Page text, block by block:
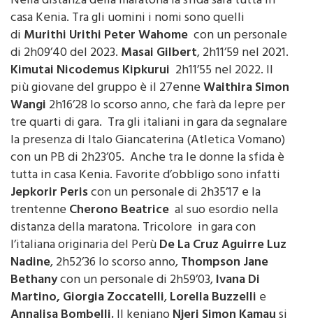
casa Kenia. Tra gli uomini i nomi sono quelli
diMurithi Urithi Peter Wahome con un personale
di 2h09’40 del 2023.Masai Gilbert, 2h11’59 nel 2021.
Kimutai Nicodemus Kipkurui 2h11’55 nel 2022. Il
più giovane del gruppo è il 27enneWaithira Simon
Wangi2h16’28 lo scorso anno, che farà da lepre per
tre quarti di gara. Tra gli italiani in gara da segnalare
la presenza di Italo Giancaterina (Atletica Vomano)
con un PB di 2h23’05. Anche tra le donne la sfida è
tutta in casa Kenia. Favorite d’obbligo sono infatti
Jepkorir Periscon un personale di 2h35’17 e la
trentenneCherono Beatrice al suo esordio nella
distanza della maratona. Tricolore in gara con
l’italiana originaria del PerùDe La Cruz Aguirre Luz
Nadine, 2h52’36 lo scorso anno,Thompson Jane
Bethanycon un personale di 2h59’03,Ivana Di
Martino, Giorgia Zoccatelli,Lorella Buzzellie
Annalisa Bombelli.Il kenianoNjeri Simon Kamausi